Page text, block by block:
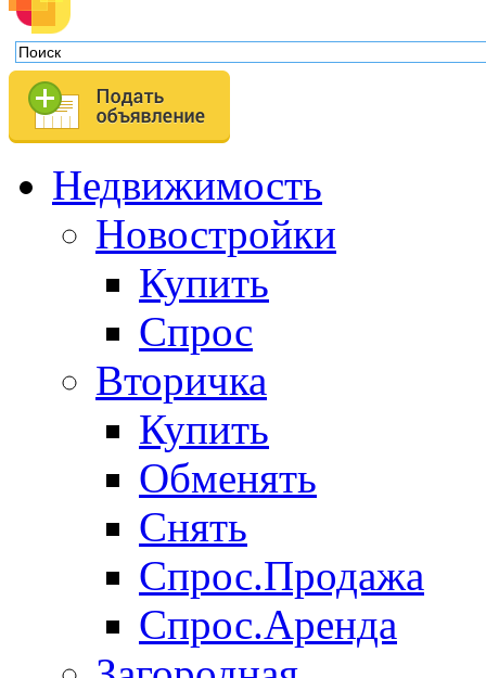
Недвижимость
Новостройки
Купить
Спрос
Вторичка
Купить
Обменять
Снять
Спрос.Продажа
Спрос.Аренда